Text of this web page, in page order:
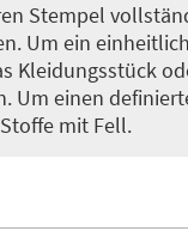
Stempel
Um ein
Kleidungsstück
Um einen
mit Fell.